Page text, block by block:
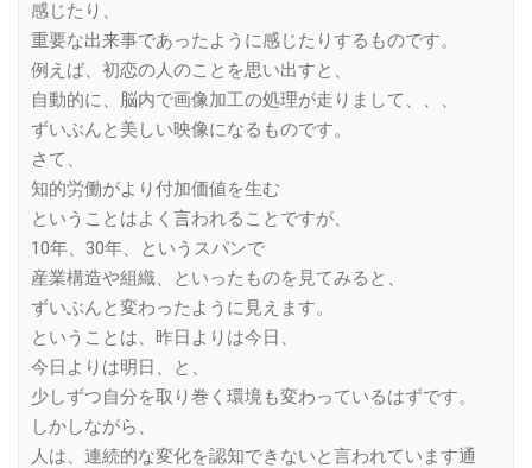
感じたり、
重要な出来事であったように感じたりするものです。
例えば、初恋の人のことを思い出すと、
自動的に、脳内で画像加工の処理が走りまして、、、
ずいぶんと美しい映像になるものです。
さて、
知的労働がより付加価値を生む
ということはよく言われることですが、
10年、30年、というスパンで
産業構造や組織、といったものを見てみると、
ずいぶんと変わったように見えます。
ということは、昨日よりは今日、
今日よりは明日、と、
少しずつ自分を取り巻く環境も変わっているはずです。
しかしながら、
人は、連続的な変化を認知できないと言われています通